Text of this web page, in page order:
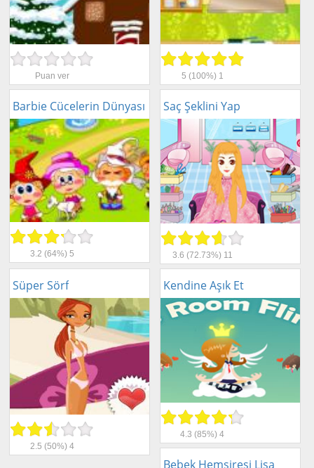
Puan ver 5 (100%) 1
Barbie Cücelerin Dünyası
3.2 (64%) 5
Saç Şeklini Yap
3.6 (72.73%) 11
Süper Sörf
2.5 (50%) 4
Kendine Aşık Et
4.3 (85%)4
Bebek Hemşiresi Lisa